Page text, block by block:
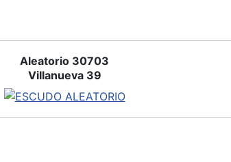
Aleatorio 30703
Villanueva 39